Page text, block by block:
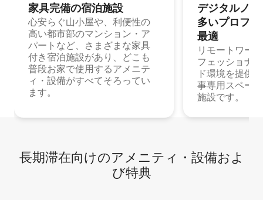
家具完備の宿⁠泊⁠施⁠設
心安らぐ山小屋や、利便性の
高い都市部のマンション・ア
パートなど、さまざまな家具
付き宿泊施設があり、どこも
普段お家で使用するアメニテ
ィ・設備がすべてそろってい
ます。
デジタルノ
多⁠いプ⁠ロ⁠フ⁠
最⁠適
リモートワー
フェッショナ
ド環境を提供
事専用スペー
施設です。
長期滞在向け⁠のア⁠メ⁠ニ⁠テ⁠ィ⁠・設⁠備⁠およ
び特⁠典